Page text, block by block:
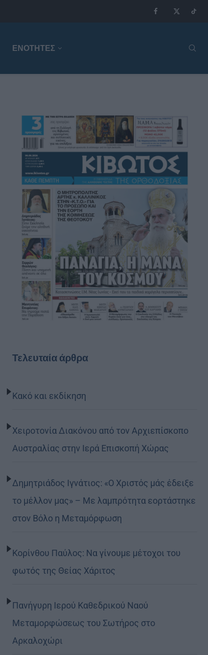
ΕΝΟΤΗΤΕΣ
Τελευταία άρθρα
Κακό και εκδίκηση
Χειροτονία Διακόνου από τον Αρχιεπίσκοπο
Αυστραλίας στην Ιερά Επισκοπή Χώρας
Δημητριάδος Ιγνάτιος: «Ο Χριστός μάς έδειξε
το μέλλον μας» – Με λαμπρότητα εορτάστηκε
στον Βόλο η Μεταμόρφωση
Κορίνθου Παύλος: Να γίνουμε μέτοχοι του
φωτός της Θείας Χάριτος
Πανήγυρη Ιερού Καθεδρικού Ναού
Μεταμορφώσεως του Σωτήρος στο
Αρκαλοχώρι